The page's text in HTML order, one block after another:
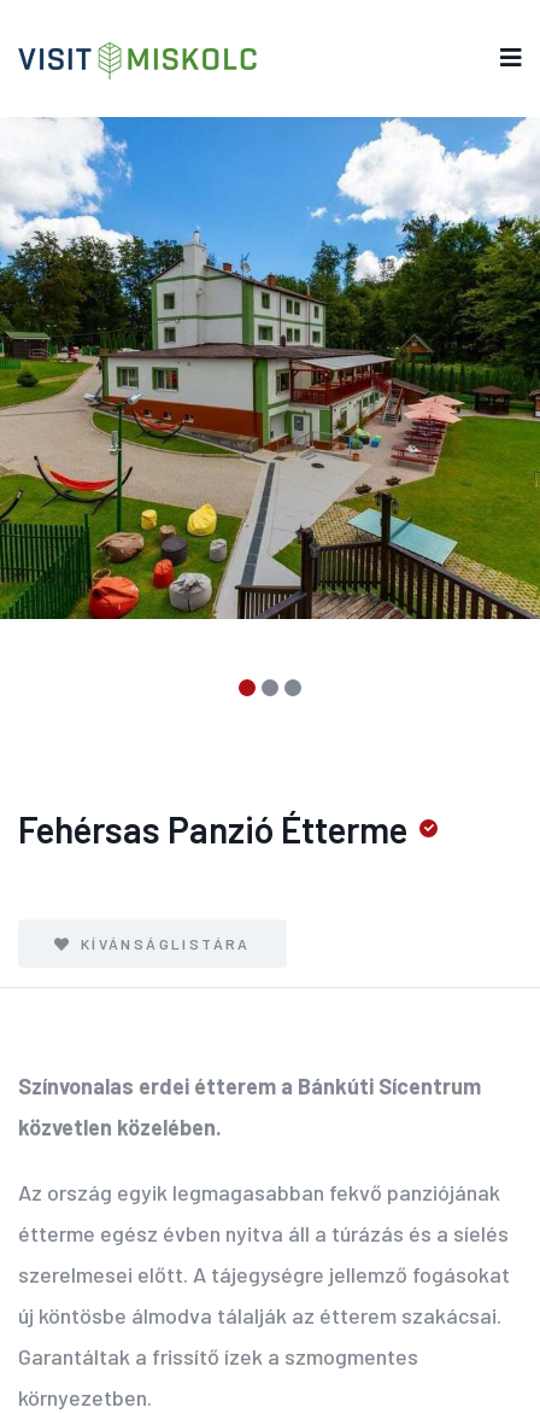
Fehérsas Panzió Étterme
KÍVÁNSÁGLISTÁRA
Színvonalas erdei étterem a Bánkúti Sícentrum
közvetlen közelében.
Az ország egyik legmagasabban fekvő panziójának
étterme egész évben nyitva áll a túrázás és a síelés
szerelmesei előtt. A tájegységre jellemző fogásokat
új köntösbe álmodva tálalják az étterem szakácsai.
Garantáltak a frissítő ízek a szmogmentes
környezetben.